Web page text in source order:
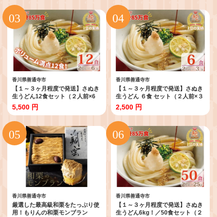
香川県善通寺市
【１～３ヶ月程度で発送】さぬき
生うどん12食セット（２人前×6
袋）_Z2600040
5,500 円
香川県善通寺市
【１～３ヶ月程度で発送】さぬき
生うどん ６食 セット（２人前×３
袋）_Z2600039
2,500 円
香川県善通寺市
厳選した最高級和栗をたっぷり使
用！もりんの和栗モンブラン
香川県善通寺市
【１～３ヶ月程度で発送】さぬき
生うどん6kg！／50食セット（２